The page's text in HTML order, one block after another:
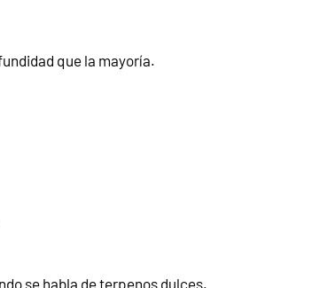
que la mayoría.
se habla de terpenos dulces.